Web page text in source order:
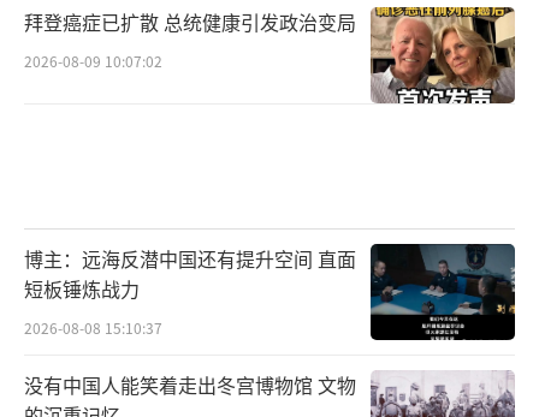
拜登癌症已扩散 总统健康引发政治变局
2026-08-09 10:07:02
博主：远海反潜中国还有提升空间 直面
短板锤炼战力
2026-08-08 15:10:37
没有中国人能笑着走出冬宫博物馆 文物